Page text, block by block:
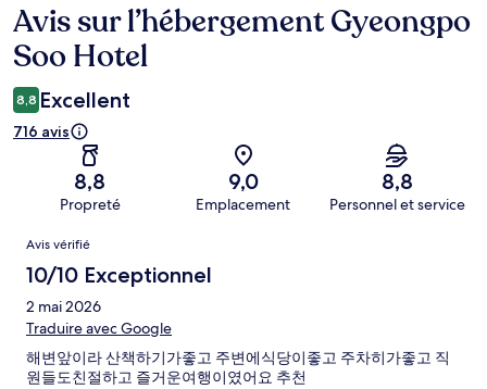
Avis
Avis sur l’hébergement Gyeongpo
Soo Hotel
8,8 Excellent
716 avis
8,8
Propreté
9,0
Emplacement
8,8
Personnel et service
Avis
Avis vérifié
10/10 Exceptionnel
2 mai 2026
Traduire avec Google
해변앞이라 산책하기가좋고 주변에식당이좋고 주차히가좋고 직
원들도친절하고 즐거운여행이였어요 추천